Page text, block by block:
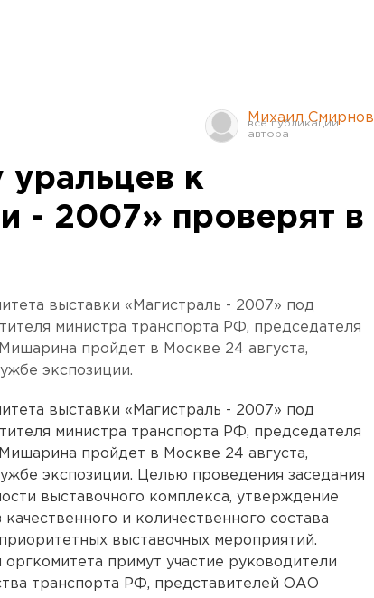
Михаил Смирнов
уральцев к
- 2007» проверят в
выставки «Магистраль - 2007» под
министра транспорта РФ, председателя
пройдет в Москве 24 августа,
экспозиции.
выставки «Магистраль - 2007» под
министра транспорта РФ, председателя
пройдет в Москве 24 августа,
экспозиции. Целью проведения заседания
выставочного комплекса, утверждение
и количественного состава
выставочных мероприятий.
примут участие руководители
транспорта РФ, представителей ОАО